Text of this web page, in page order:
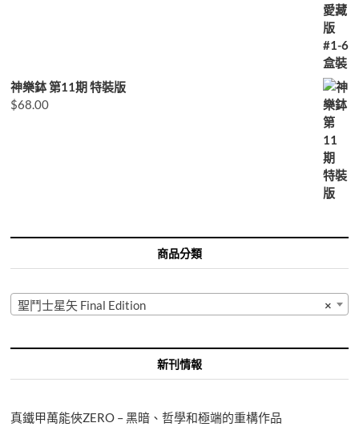
神樂鉢 第11期 特裝版
$68.00
商品分類
×
聖鬥士星矢 Final Edition
新刊情報
真鐵甲萬能俠ZERO – 黑暗、哲學和極端的重構作品